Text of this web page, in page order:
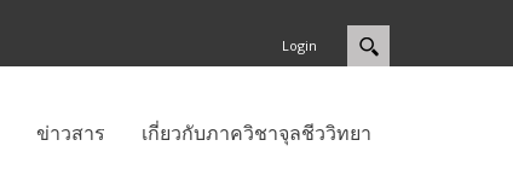
Login
ข่าวสาร เกี่ยวกับภาควิชาจุลชีววิทยา